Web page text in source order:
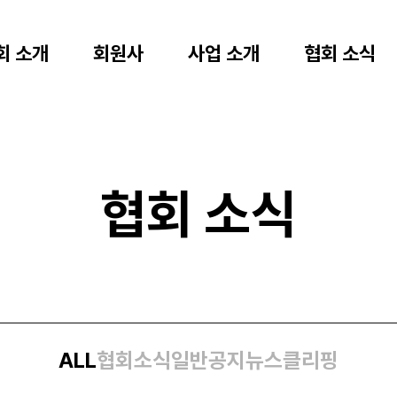
소개 회원사 사업 소개 협회 소식
협회 소식
ALL협회소식일반공지 뉴스클리핑